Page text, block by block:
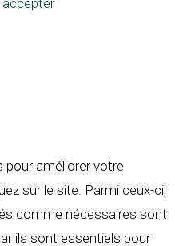
pour améliorer votre
sur le site. Parmi ceux-ci,
comme nécessaires sont
ils sont essentiels pour